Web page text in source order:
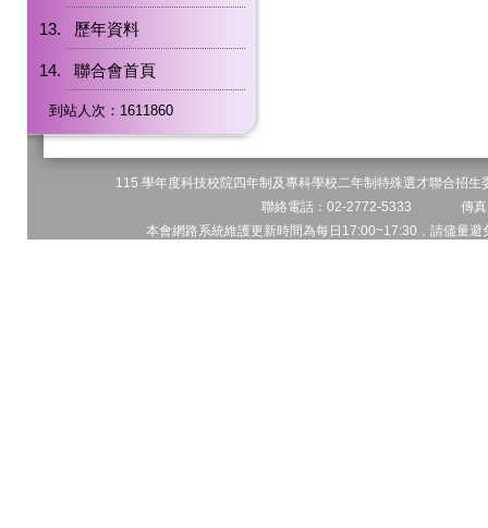
歷年資料
聯合會首頁
到站人次：1611860
115 學年度科技校院四年制及專科學校二年制特殊選才聯合
聯絡電話：02-2772-5333 傳
本會網路系統維護更新時間為每日17:00~17:30，請儘量